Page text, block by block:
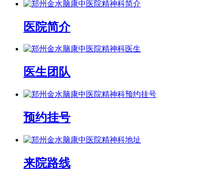
医院简介
医生团队
预约挂号
来院路线